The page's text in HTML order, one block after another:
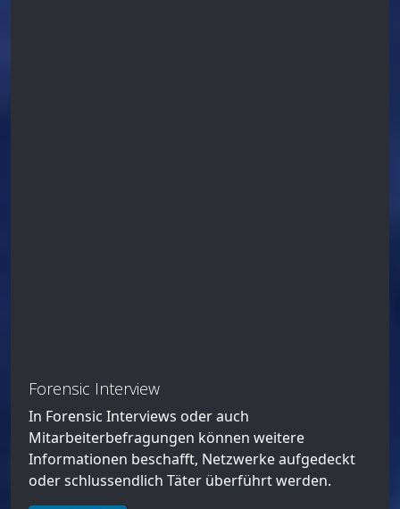
Forensic Interview
In Forensic Interviews oder auch
Mitarbeiterbefragungen können weitere
Informationen beschafft, Netzwerke aufgedeckt
oder schlussendlich Täter überführt werden.